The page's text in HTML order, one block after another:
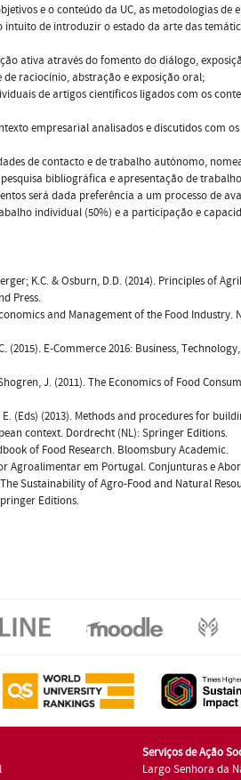
e o conteúdo da UC, as metodologias de
intuito de introduzir o estado da arte das
ativa através do fomento do diálogo,
raciocínio, abstração e exposição oral;
de artigos científicos ligados com os
empresarial analisados e discutidos com
de contacto e de trabalho autónomo,
bibliográfica e apresentação de
será dada preferência a um processo de
individual (50%) e a participação e
K.C. & Osburn, D.D. (2014). Principles of
Press.
and Management of the Food Industry.
(2015). E-Commerce 2016: Business,
J. (2011). The Economics of Food
E. (Eds) (2013). Methods and procedures for
context. Dordrecht (NL): Springer Editions.
of Food Research. Bloomsbury Academic.
Agroalimentar em Portugal. Conjunturas e
Sustainability of Agro-Food and Natural
Editions.
Serviços de Ação
Largo Senhora da